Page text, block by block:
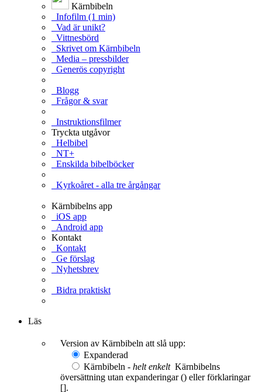
Kärnbibeln
Infofilm (1 min)
Vad är unikt?
Vittnesbörd
Skrivet om Kärnbibeln
Media – pressbilder
Generös copyright
Blogg
Frågor & svar
Instruktionsfilmer
Tryckta utgåvor
Helbibel
NT+
Enskilda bibelböcker
Kyrkoåret - alla tre årgångar
Kärnbibelns app
iOS app
Android app
Kontakt
Kontakt
Ge förslag
Nyhetsbrev
Bidra praktiskt
Läs
Version av Kärnbibeln att slå upp:
Expanderad
Kärnbibeln - helt enkelt Kärnbibelns
översättning utan expanderingar () eller förklaringar
[].